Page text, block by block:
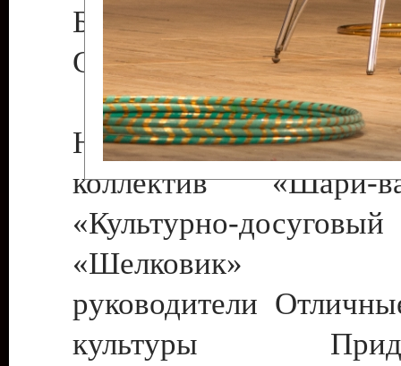
Бендеры ,
Светлана Георгиевна
Народный цирковой
коллектив
«Культурно-
«Шелковик»
руководители
культуры